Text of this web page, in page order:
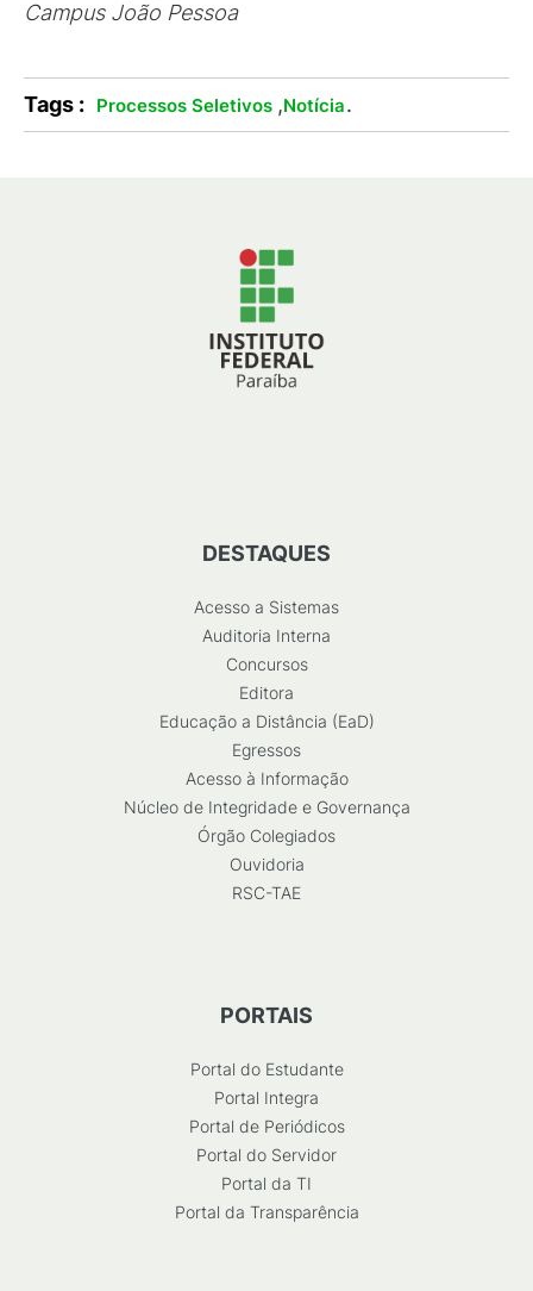
Campus João Pessoa
Tags : Processos Seletivos ,Notícia.
DESTAQUES
Acesso a Sistemas
Auditoria Interna
Concursos
Editora
Educação a Distância (EaD)
Egressos
Acesso à Informação
Núcleo de Integridade e Governança
Órgão Colegiados
Ouvidoria
RSC-TAE
PORTAIS
Portal do Estudante
Portal Integra
Portal de Periódicos
Portal do Servidor
Portal da TI
Portal da Transparência